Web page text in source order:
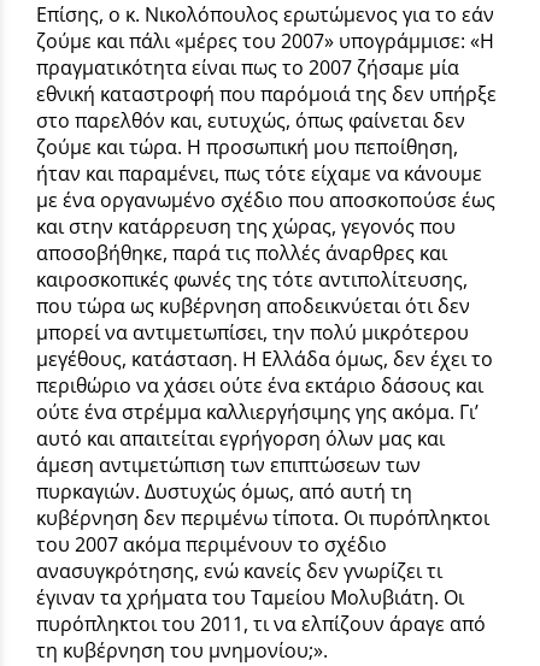
Επίσης, ο κ. Νικολόπουλος ερωτώμενος για το εάν
ζούμε και πάλι «μέρες του 2007» υπογράμμισε: «Η
πραγματικότητα είναι πως το 2007 ζήσαμε μία
εθνική καταστροφή που παρόμοιά της δεν υπήρξε
στο παρελθόν και, ευτυχώς, όπως φαίνεται δεν
ζούμε και τώρα. Η προσωπική μου πεποίθηση,
ήταν και παραμένει, πως τότε είχαμε να κάνουμε
με ένα οργανωμένο σχέδιο που αποσκοπούσε έως
και στην κατάρρευση της χώρας, γεγονός που
αποσοβήθηκε, παρά τις πολλές άναρθρες και
καιροσκοπικές φωνές της τότε αντιπολίτευσης,
που τώρα ως κυβέρνηση αποδεικνύεται ότι δεν
μπορεί να αντιμετωπίσει, την πολύ μικρότερου
μεγέθους, κατάσταση. Η Ελλάδα όμως, δεν έχει το
περιθώριο να χάσει ούτε ένα εκτάριο δάσους και
ούτε ένα στρέμμα καλλιεργήσιμης γης ακόμα. Γι’
αυτό και απαιτείται εγρήγορση όλων μας και
άμεση αντιμετώπιση των επιπτώσεων των
πυρκαγιών. Δυστυχώς όμως, από αυτή τη
κυβέρνηση δεν περιμένω τίποτα. Οι πυρόπληκτοι
του 2007 ακόμα περιμένουν το σχέδιο
ανασυγκρότησης, ενώ κανείς δεν γνωρίζει τι
έγιναν τα χρήματα του Ταμείου Μολυβιάτη. Οι
πυρόπληκτοι του 2011, τι να ελπίζουν άραγε από
τη κυβέρνηση του μνημονίου;».